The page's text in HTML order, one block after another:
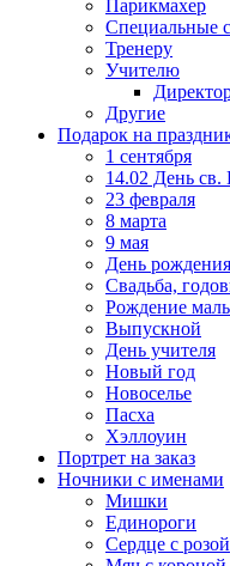
Парикмахер
Специальные
Тренеру
Учителю
Другие
Подарок на
1 сентября
14.02 День св.
23 февраля
8 марта
9 мая
День рождения
Свадьба,
Рождение
Выпускной
День учителя
Новый год
Новоселье
Пасха
Хэллоуин
Портрет на заказ
Ночники с именами
Мишки
Единороги
Сердце с розой